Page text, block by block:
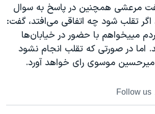
مرعشی همچنين در پاسخ به سوال
تقلب شود چه اتفاقی می‌افتد، گفت:
ميیخواهم با حضور در خيابان‌ها
اما در صورتی که تقلب انجام نشود
موسوی رای خواهد آورد.
Follow us